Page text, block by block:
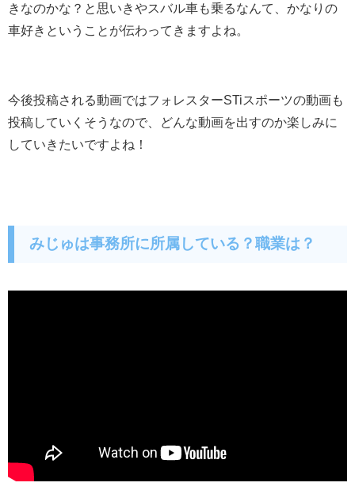
きなのかな？と思いきやスバル車も乗るなんて、かなりの
車好きということが伝わってきますよね。
今後投稿される動画ではフォレスターSTiスポーツの動画も
投稿していくそうなので、どんな動画を出すのか楽しみに
していきたいですよね！
みじゅは事務所に所属している？職業は？